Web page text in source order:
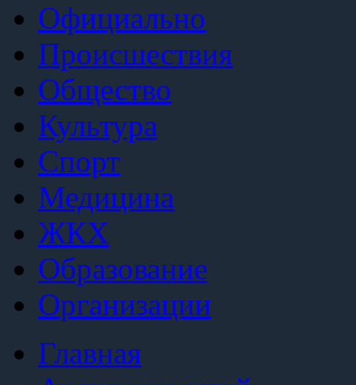
Официально
Происшествия
Общество
Культура
Спорт
Медицина
ЖКХ
Образование
Организации
Главная